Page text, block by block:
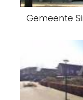
Gemeente